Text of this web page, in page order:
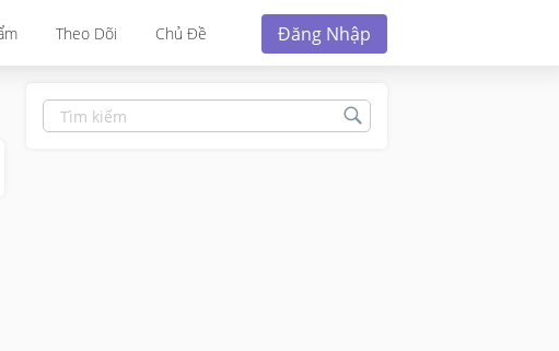
Theo Dõi Chủ Đề Đăng Nhập